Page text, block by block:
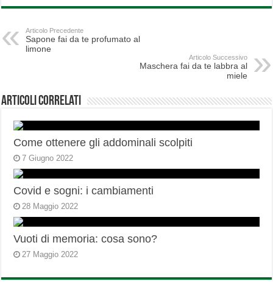
Articolo Precedente
Sapone fai da te profumato al
limone
Articolo Successivo
Maschera fai da te labbra al
miele
Articoli correlati
Come ottenere gli addominali scolpiti
7 Giugno 2022
Covid e sogni: i cambiamenti
28 Maggio 2022
Vuoti di memoria: cosa sono?
27 Maggio 2022